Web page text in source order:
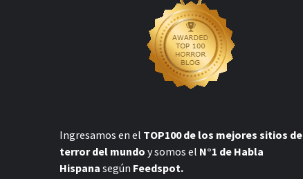
Ingresamos en el TOP100 de los mejores sitios de
terror del mundo y somos el N°1 de Habla
Hispana según Feedspot.